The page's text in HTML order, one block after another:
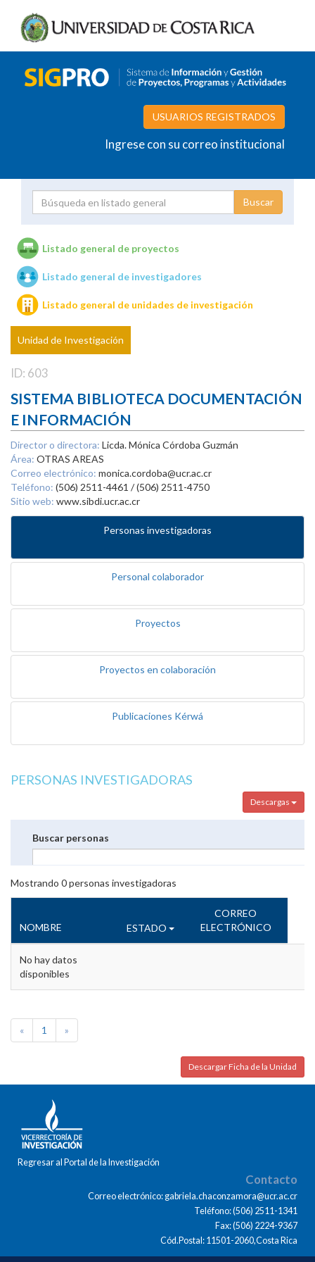
USUARIOS REGISTRADOS
Ingrese con su correo institucional
Unidades de investigación
Listado general de proyectos
Listado general de investigadores
Listado general de unidades de investigación
Unidad de Investigación
ID: 603
SISTEMA BIBLIOTECA DOCUMENTACIÓN
E INFORMACIÓN
Director o directora: Licda. Mónica Córdoba Guzmán
Área: OTRAS AREAS
Correo electrónico: monica.cordoba@ucr.ac.cr
Teléfono: (506) 2511-4461 / (506) 2511-4750
Sitio web: www.sibdi.ucr.ac.cr
Personas investigadoras
Personal colaborador
Proyectos
Proyectos en colaboración
Publicaciones Kérwá
PERSONAS INVESTIGADORAS
Descargas
Buscar personas
Mostrando 0personas investigadoras
NOMBRE ESTADO
CORREO
ELECTRÓNICO
No hay datos
disponibles
« 1 »
Descargar Ficha de la Unidad
Regresar al Portal de la Investigación
Contacto
Correo electrónico: gabriela.chaconzamora@ucr.ac.cr
Teléfono: (506) 2511-1341
Fax: (506) 2224-9367
Cód.Postal: 11501-2060,Costa Rica